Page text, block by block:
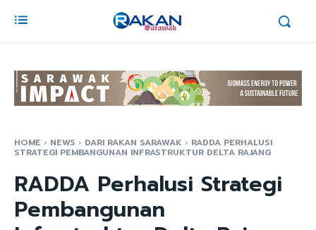
HOME NEWS DARI RAKAN SARAWAK RADDA PERHALUSI
STRATEGI PEMBANGUNAN INFRASTRUKTUR DELTA RAJANG
RADDA Perhalusi Strategi
Pembangunan